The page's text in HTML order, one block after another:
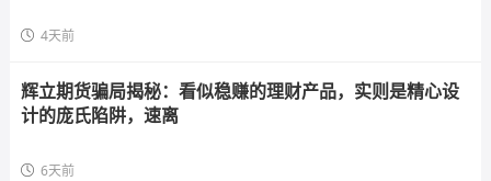
4天前
辉立期货骗局揭秘：看似稳赚的理财产品，实则是精心设
计的庞氏陷阱，速离
6天前